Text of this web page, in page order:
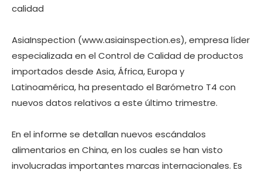
calidad
AsiaInspection (www.asiainspection.es), empresa líder
especializada en el Control de Calidad de productos
importados desde Asia, África, Europa y
Latinoamérica, ha presentado el Barómetro T4 con
nuevos datos relativos a este último trimestre.
En el informe se detallan nuevos escándalos
alimentarios en China, en los cuales se han visto
involucradas importantes marcas internacionales. Es